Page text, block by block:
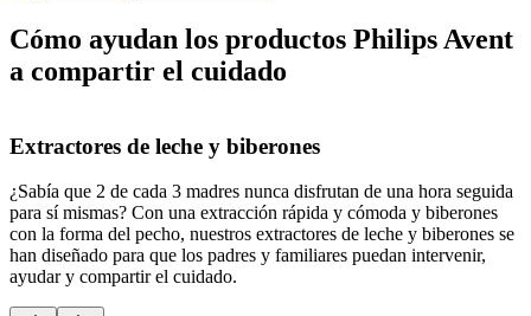
Cómo ayudan los productos Philips Avent
a compartir el cuidado
Extractores de leche y biberones
¿Sabía que 2 de cada 3 madres nunca disfrutan de una hora seguida
para sí mismas? Con una extracción rápida y cómoda y biberones
con la forma del pecho, nuestros extractores de leche y biberones se
han diseñado para que los padres y familiares puedan intervenir,
ayudar y compartir el cuidado.